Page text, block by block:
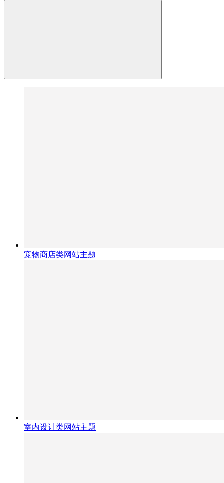
宠物商店类网站主题
室内设计类网站主题